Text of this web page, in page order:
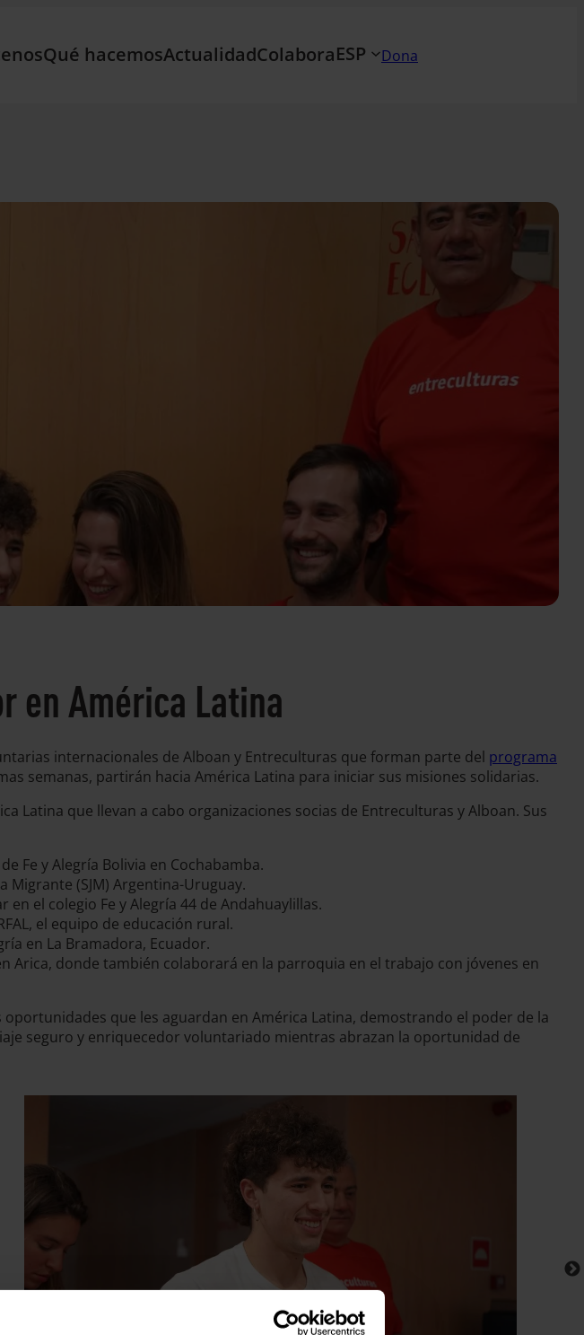
Qué hacemosActualidadColaboraESP Dona
en América Latina
internacionales de Alboan y Entreculturas que forman parte del programa
semanas, partirán hacia América Latina para iniciar sus misiones solidarias.
Latina que llevan a cabo organizaciones socias de Entreculturas y Alboan. Sus
Fe y Alegría Bolivia en Cochabamba.
Migrante (SJM) Argentina-Uruguay.
el colegio Fe y Alegría 44 de Andahuaylillas.
el equipo de educación rural.
en La Bramadora, Ecuador.
Arica, donde también colaborará en la parroquia en el trabajo con jóvenes en
que les aguardan en América Latina, demostrando el poder de la
seguro y enriquecedor voluntariado mientras abrazan la oportunidad de